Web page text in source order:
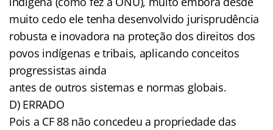
muito cedo ele tenha desenvolvido jurisprudência
robusta e inovadora na proteção dos direitos dos
povos indígenas e tribais, aplicando conceitos
progressistas ainda
antes de outros sistemas e normas globais.
D) ERRADO
Pois a CF 88 não concedeu a propriedade das